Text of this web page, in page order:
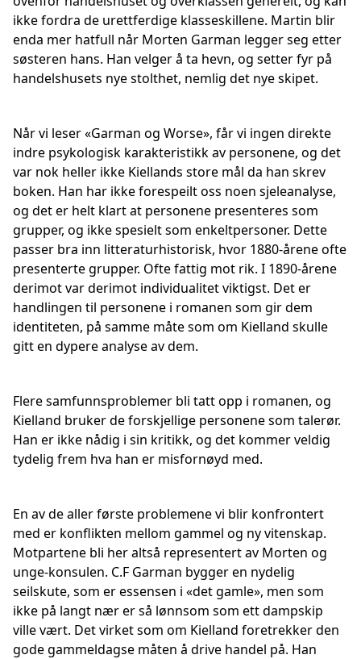
ikke fordra de urettferdige klasseskillene. Martin blir
enda mer hatfull når Morten Garman legger seg etter
søsteren hans. Han velger å ta hevn, og setter fyr på
handelshusets nye stolthet, nemlig det nye skipet.
Når vi leser «Garman og Worse», får vi ingen direkte
indre psykologisk karakteristikk av personene, og det
var nok heller ikke Kiellands store mål da han skrev
boken. Han har ikke forespeilt oss noen sjeleanalyse,
og det er helt klart at personene presenteres som
grupper, og ikke spesielt som enkeltpersoner. Dette
passer bra inn litteraturhistorisk, hvor 1880-årene ofte
presenterte grupper. Ofte fattig mot rik. I 1890-årene
derimot var derimot individualitet viktigst. Det er
handlingen til personene i romanen som gir dem
identiteten, på samme måte som om Kielland skulle
gitt en dypere analyse av dem.
Flere samfunnsproblemer bli tatt opp i romanen, og
Kielland bruker de forskjellige personene som talerør.
Han er ikke nådig i sin kritikk, og det kommer veldig
tydelig frem hva han er misfornøyd med.
En av de aller første problemene vi blir konfrontert
med er konflikten mellom gammel og ny vitenskap.
Motpartene bli her altså representert av Morten og
unge-konsulen. C.F Garman bygger en nydelig
seilskute, som er essensen i «det gamle», men som
ikke på langt nær er så lønnsom som ett dampskip
ville vært. Det virket som om Kielland foretrekker den
gode gammeldagse måten å drive handel på. Han